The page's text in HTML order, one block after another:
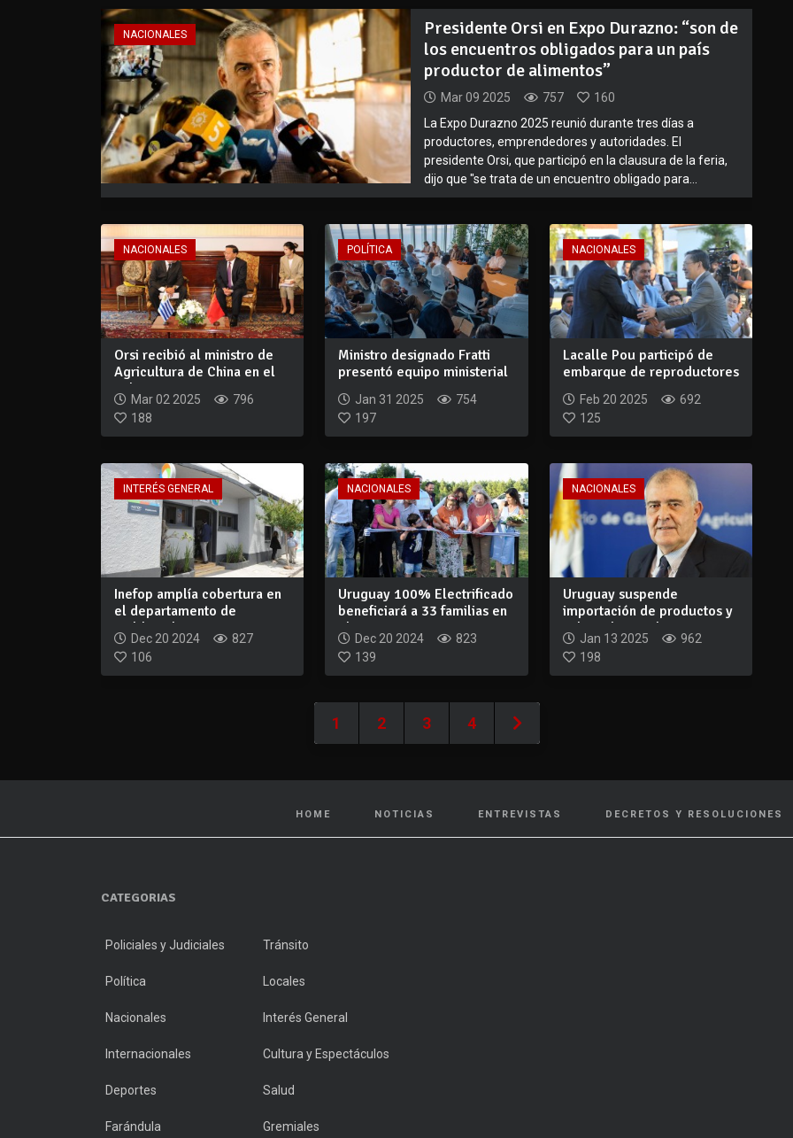
NACIONALES
Presidente Orsi en Expo Durazno: “son de
los encuentros obligados para un país
productor de alimentos”
Mar 09 2025 757
160
La Expo Durazno 2025 reunió durante tres días a
productores, emprendedores y autoridades. El
presidente Orsi, que participó en la clausura de la feria,
dijo que "se trata de un encuentro obligado para...
NACIONALES
Orsi recibió al ministro de
Agricultura de China en el
Palac...
Mar 02 2025
796
188
POLÍTICA
Ministro designado Fratti
presentó equipo ministerial
Jan 31 2025
754
197
NACIONALES
Lacalle Pou participó de
embarque de reproductores
Feb 20 2025
692
125
INTERÉS GENERAL
Inefop amplía cobertura en
el departamento de
Maldonado
Dec 20 2024
827
106
NACIONALES
Uruguay 100% Electrificado
beneficiará a 33 familias en
El B...
Dec 20 2024
823
139
NACIONALES
Uruguay suspende
importación de productos y
subproductos de...
Jan 13 2025
962
198
1 2 3 4
HOME NOTICIAS ENTREVISTAS DECRETOS Y RESOLUCIONES
CATEGORIAS
Policiales y Judiciales Tránsito
Política Locales
Nacionales Interés General
Internacionales Cultura y Espectáculos
Deportes Salud
Farándula Gremiales